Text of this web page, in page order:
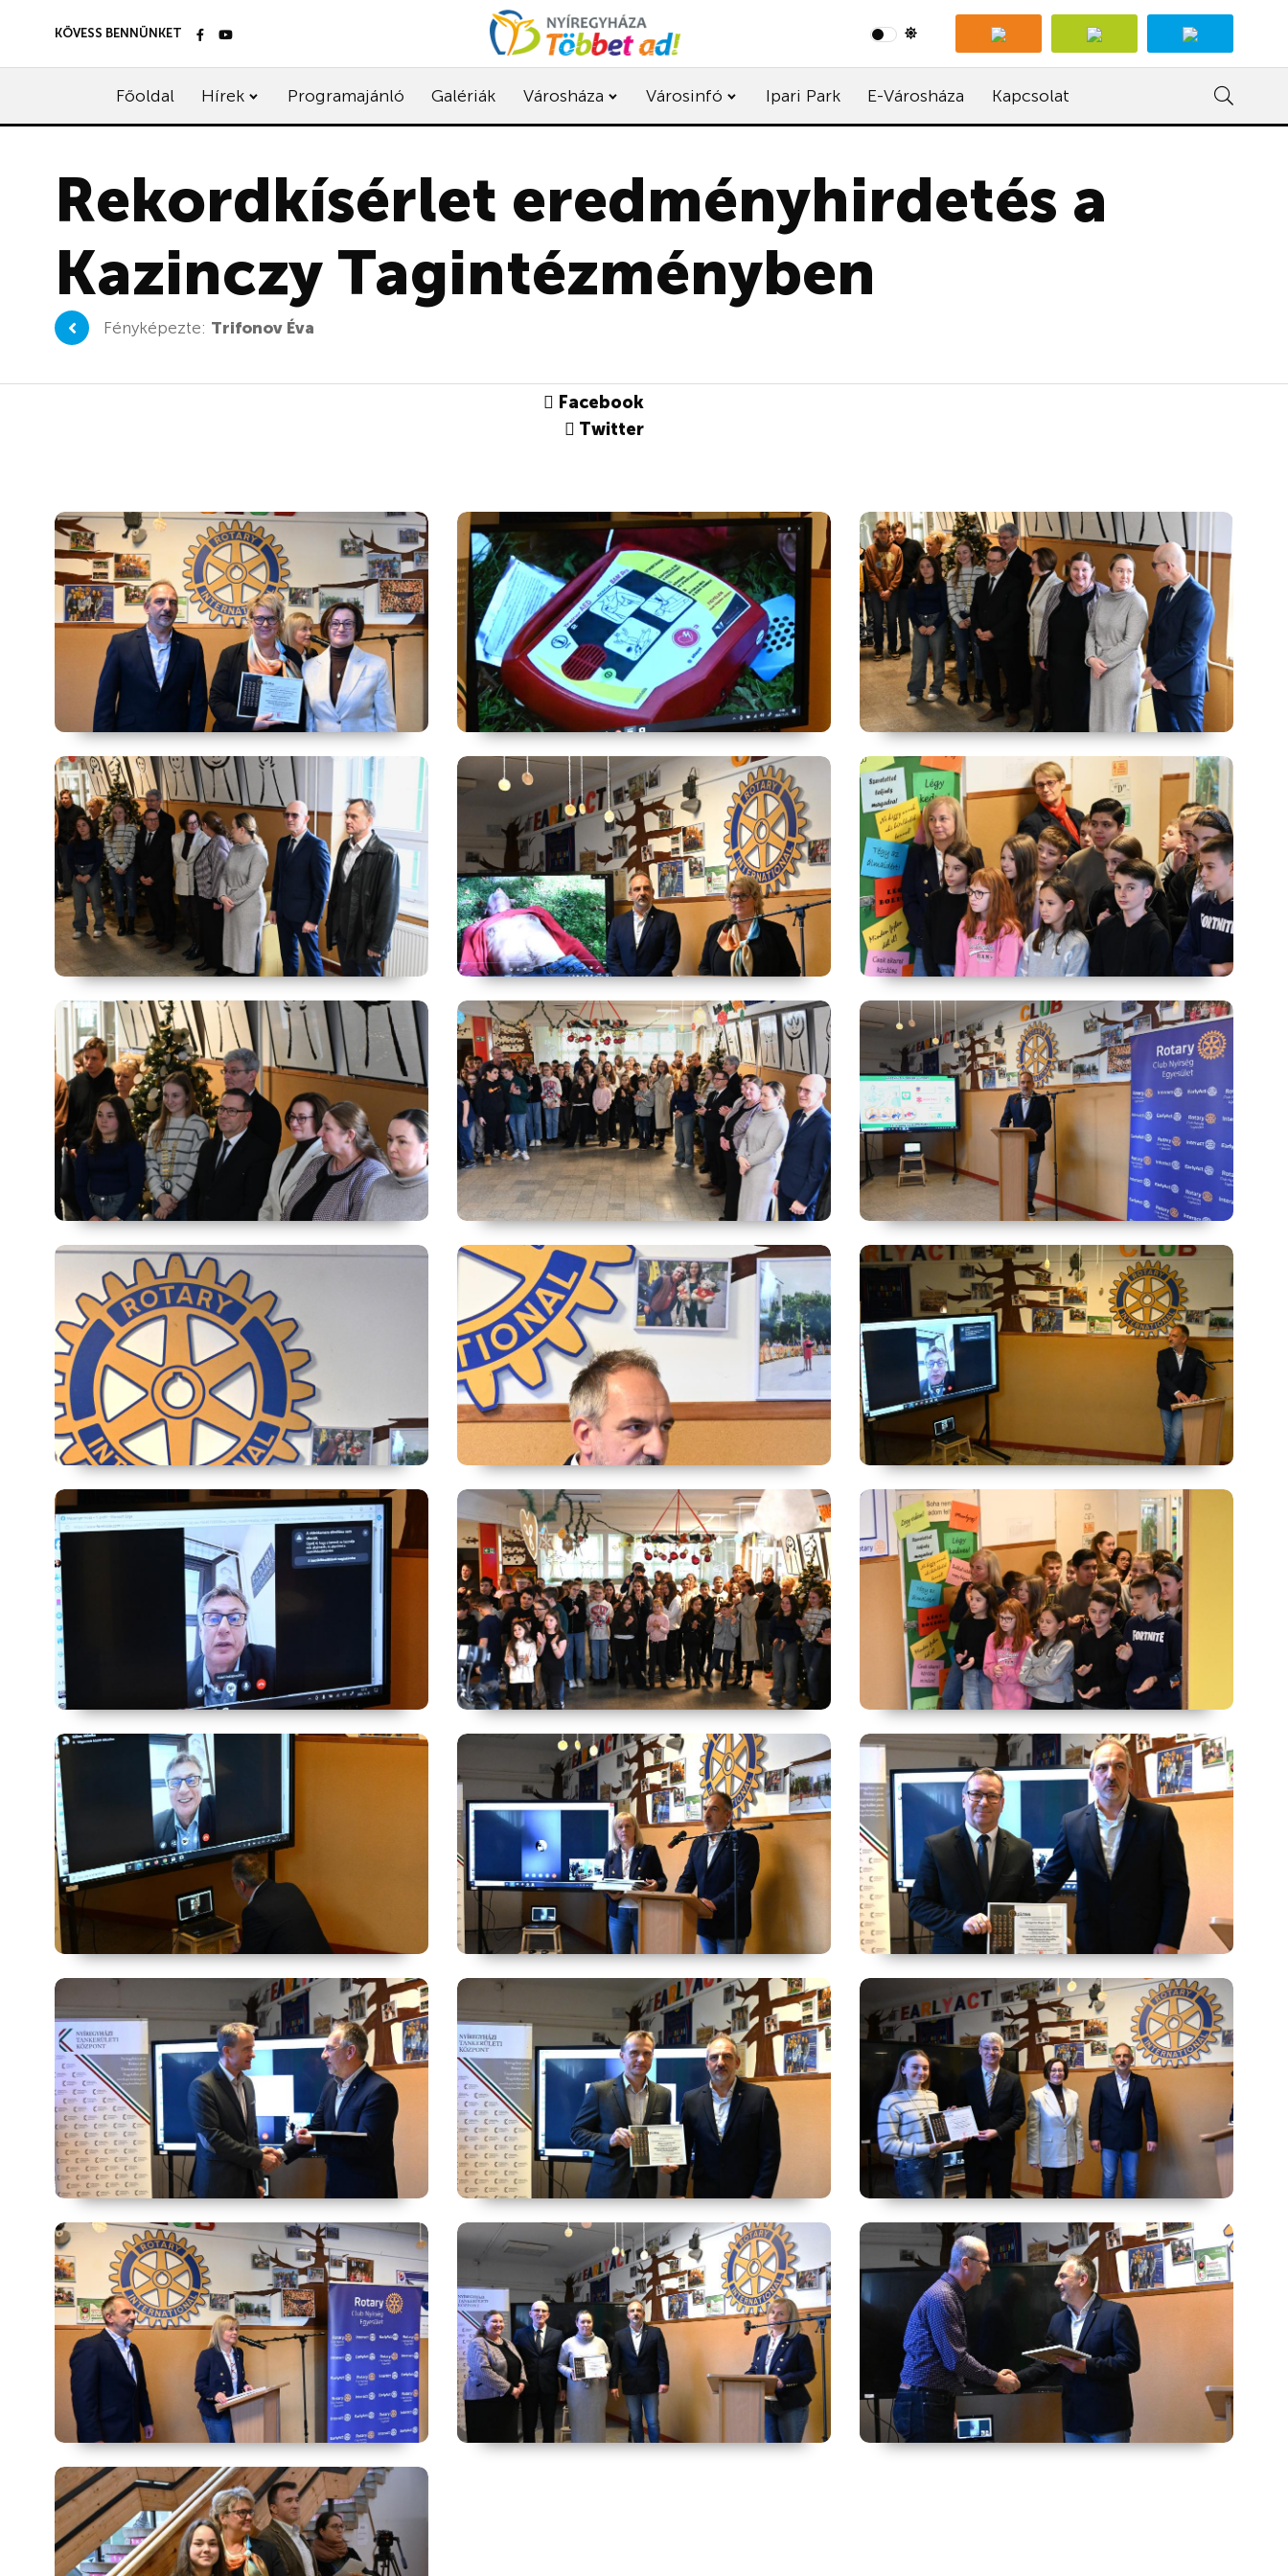
KÖVESS BENNÜNKET
Főoldal Hírek Programajánló Galériák Városháza Városinfó Ipari Park E-Városháza Kapcsolat
Rekordkísérlet eredményhirdetés a
Kazinczy Tagintézményben
Fényképezte: Trifonov Éva
Facebook
Twitter